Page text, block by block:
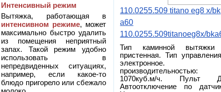
Интенсивный режим
Вытяжка, работающая в
интенсивном режиме, может
максимально быстро удалить
из помещения неприятный
запах. Такой режим удобно
использовать в
непредвиденных ситуациях,
например, если какое-то
блюдо пригорело или сбежало
110.0255.509 titano eg8 x/bk
a60
110.0255.509titanoeg8x/
Тип каминной
пристенная. Тип
электронное.
производительностью:
1070куб.м/ч. Пульт
Автоотключение по